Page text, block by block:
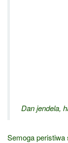
Dan jendela,
Semoga